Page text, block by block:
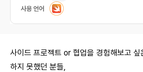
사용 언어
사이드 프로젝트 or 협업을 경험해보고
하지 못했던 분들,